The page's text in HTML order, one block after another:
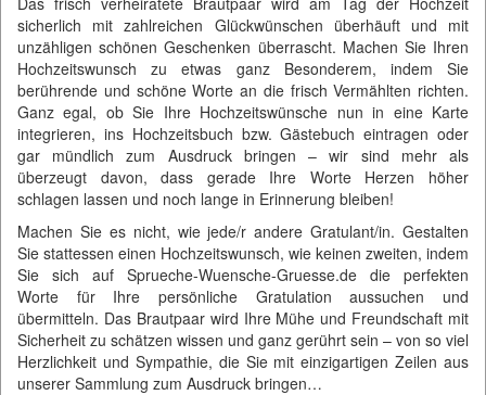
sicherlich mit zahlreichen Glückwünschen überhäuft und mit
unzähligen schönen Geschenken überrascht. Machen Sie Ihren
Hochzeitswunsch zu etwas ganz Besonderem, indem Sie
berührende und schöne Worte an die frisch Vermählten richten.
Ganz egal, ob Sie Ihre Hochzeitswünsche nun in eine Karte
integrieren, ins Hochzeitsbuch bzw. Gästebuch eintragen oder
gar mündlich zum Ausdruck bringen – wir sind mehr als
überzeugt davon, dass gerade Ihre Worte Herzen höher
schlagen lassen und noch lange in Erinnerung bleiben!
Machen Sie es nicht, wie jede/r andere Gratulant/in. Gestalten
Sie stattessen einen Hochzeitswunsch, wie keinen zweiten, indem
Sie sich auf Sprueche-Wuensche-Gruesse.de die perfekten
Worte für Ihre persönliche Gratulation aussuchen und
übermitteln. Das Brautpaar wird Ihre Mühe und Freundschaft mit
Sicherheit zu schätzen wissen und ganz gerührt sein – von so viel
Herzlichkeit und Sympathie, die Sie mit einzigartigen Zeilen aus
unserer Sammlung zum Ausdruck bringen…